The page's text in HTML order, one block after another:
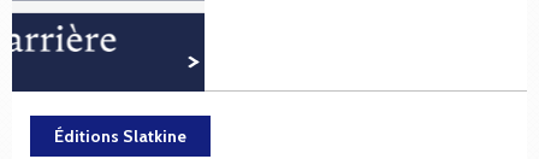
Éditions Slatkine